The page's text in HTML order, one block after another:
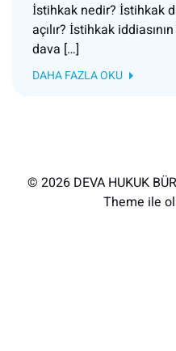
İstihkak nedir? İstihkak
açılır? İstihkak
dava […]
DAHA FAZLA OKU
© 2026 DEVA HUKUK
Theme ile